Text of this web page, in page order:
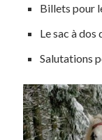
Billets pour
Le sac à dos
Salutations